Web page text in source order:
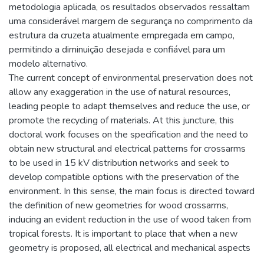
metodologia aplicada, os resultados observados ressaltam
uma considerável margem de segurança no comprimento da
estrutura da cruzeta atualmente empregada em campo,
permitindo a diminuição desejada e confiável para um
modelo alternativo.
The current concept of environmental preservation does not
allow any exaggeration in the use of natural resources,
leading people to adapt themselves and reduce the use, or
promote the recycling of materials. At this juncture, this
doctoral work focuses on the specification and the need to
obtain new structural and electrical patterns for crossarms
to be used in 15 kV distribution networks and seek to
develop compatible options with the preservation of the
environment. In this sense, the main focus is directed toward
the definition of new geometries for wood crossarms,
inducing an evident reduction in the use of wood taken from
tropical forests. It is important to place that when a new
geometry is proposed, all electrical and mechanical aspects